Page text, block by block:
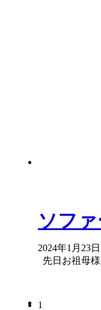
ソフ
2024年1月23日
先日お祖母
1